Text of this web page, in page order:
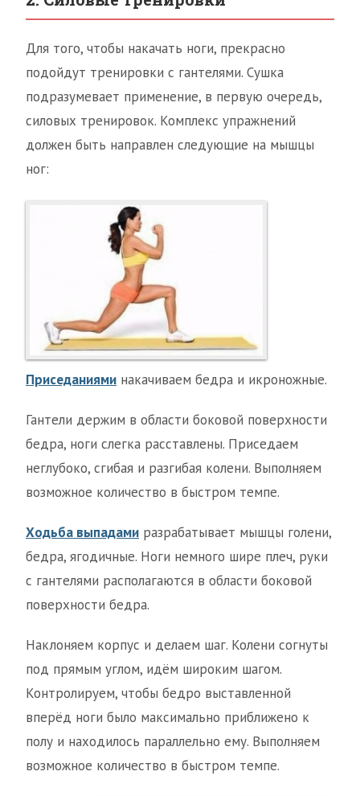
Для того, чтобы накачать ноги, прекрасно
подойдут тренировки с гантелями. Сушка
подразумевает применение, в первую очередь,
силовых тренировок. Комплекс упражнений
должен быть направлен следующие на мышцы
ног:
Приседаниями накачиваем бедра и икроножные.
Гантели держим в области боковой поверхности
бедра, ноги слегка расставлены. Приседаем
неглубоко, сгибая и разгибая колени. Выполняем
возможное количество в быстром темпе.
Ходьба выпадами разрабатывает мышцы голени,
бедра, ягодичные. Ноги немного шире плеч, руки
с гантелями располагаются в области боковой
поверхности бедра.
Наклоняем корпус и делаем шаг. Колени согнуты
под прямым углом, идём широким шагом.
Контролируем, чтобы бедро выставленной
вперёд ноги было максимально приближено к
полу и находилось параллельно ему. Выполняем
возможное количество в быстром темпе.